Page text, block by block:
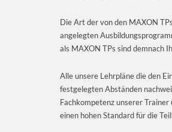
Die Art der von den MAXON
angelegten
als MAXON TPs sind demnach
Alle unsere Lehrpläne die den
festgelegten Abständen
Fachkompetenz unserer
einen hohen Standard für die